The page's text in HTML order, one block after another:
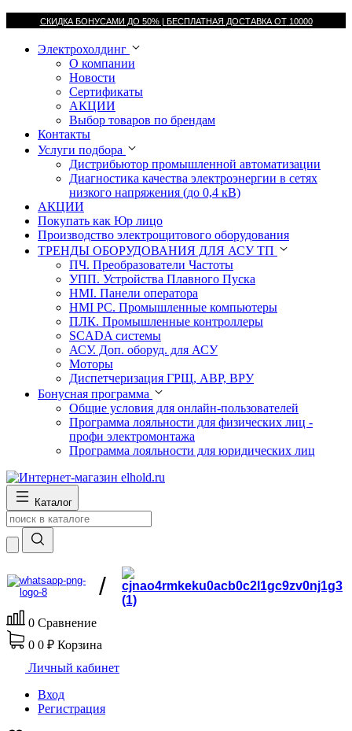
СКИДКА БОНУСАМИ ДО 50% | БЕСПЛАТНАЯ ДОСТАВКА ОТ 10000
Электрохолдинг
О компании
Новости
Сертификаты
АКЦИИ
Выбор товаров по брендам
Контакты
Услуги подбора
Дистрибьютор промышленной автоматизации
Диагностика качества электроэнергии в сетях
низкого напряжения (до 0,4 кВ)
АКЦИИ
Покупать как Юр лицо
Производство электрощитового оборудования
ТРЕНДЫ ОБОРУДОВАНИЯ ДЛЯ АСУ ТП
ПЧ. Преобразователи Частоты
УПП. Устройства Плавного Пуска
HMI. Панели оператора
HMI РС. Промышленные компьютеры
ПЛК. Промышленные контроллеры
SCADA системы
АСУ. Доп. оборуд. для АСУ
Моторы
Диспетчеризация ГРЩ, АВР, ВРУ
Бонусная программа
Общие условия для онлайн-пользователей
Программа лояльности для физических лиц -
профи электромонтажа
Программа лояльности для юридических лиц
Каталог
/
0 Сравнение
0 0 ₽ Корзина
Личный кабинет
Вход
Регистрация